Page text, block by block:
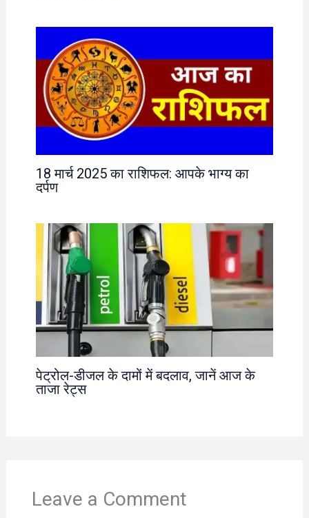
18 मार्च 2025 का राशिफल: आपके भाग्य का
दर्पण
पेट्रोल-डीजल के दामों में बदलाव, जानें आज के
ताजा रेट्स
Leave a Comment